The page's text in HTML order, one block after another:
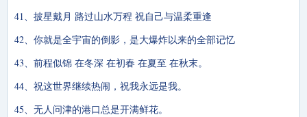
41、披星戴月 路过山水万程 祝自己与温柔重逢
42、你就是全宇宙的倒影，是大爆炸以来的全部记忆
43、前程似锦 在冬深 在初春 在夏至 在秋末。
44、祝这世界继续热闹，祝我永远是我。
45、无人问津的港口总是开满鲜花。